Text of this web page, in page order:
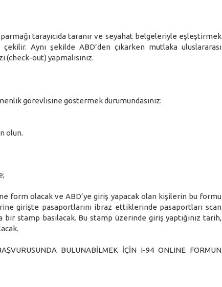
tarayıcıda taranır ve seyahat belgeleriyle eşleştirmek
Aynı şekilde ABD’den çıkarken mutlaka uluslararası
(check-out) yapmalısınız.
görevlisine göstermek durumundasınız:
olun.
form olacak ve ABD’ye giriş yapacak olan kişilerin bu formu
girişte pasaportlarını ibraz ettiklerinde pasaportları scan
stamp basılacak. Bu stamp üzerinde giriş yaptığınız tarih,
BULUNABİLMEK İÇİN I-94 ONLINE FORMUN